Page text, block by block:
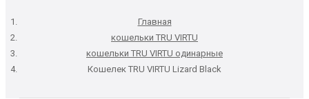
Главная
кошельки TRU VIRTU
кошельки TRU VIRTU одинарные
Кошелек TRU VIRTU Lizard Black